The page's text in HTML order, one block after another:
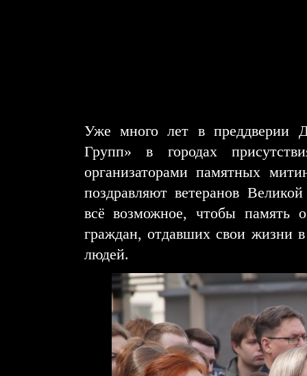
Уже много лет в преддверии
Групп» в городах
организаторами памятных
поздравляют ветеранов
всё возможное, чтобы память
граждан, отдавших свои жизни
людей.